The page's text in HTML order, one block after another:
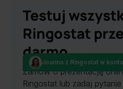
Testuj
Ringostat
darmo
Zamów o prezentację
Ringostat lub zadaj
Joanna z Ringostat w